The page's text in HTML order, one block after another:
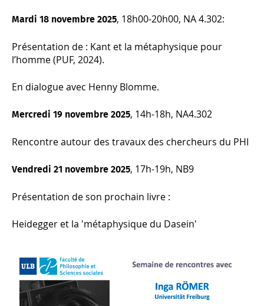
Mardi 18 novembre 2025, 18h00-20h00, NA 4.302:
Présentation de : Kant et la métaphysique pour
l’homme(PUF, 2024).
En dialogue avec Henny Blomme.
Mercredi 19 novembre 2025, 14h-18h, NA4.302
Rencontre autour des travaux des chercheurs du PHI
Vendredi 21 novembre 2025, 17h-19h, NB9
Présentation de son prochain livre :
Heidegger et la 'métaphysique du Dasein'